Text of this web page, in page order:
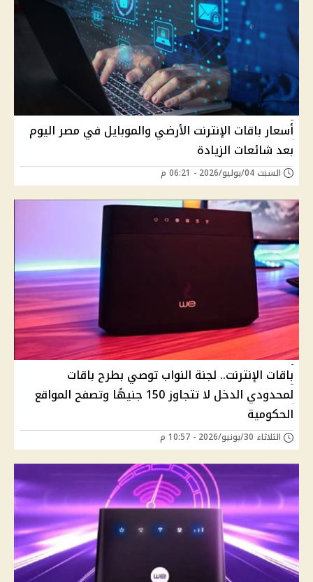
أسعار باقات الإنترنت الأرضي والموبايل في مصر اليوم
بعد شائعات الزيادة
السبت 04/يوليو/2026 - 06:21 م
باقات الإنترنت.. لجنة النواب توصي بطرح باقات
لمحدودي الدخل لا تتجاوز 150 جنيهًا وتصفح المواقع
الحكومية
الثلاثاء 30/يونيو/2026 - 10:57 م